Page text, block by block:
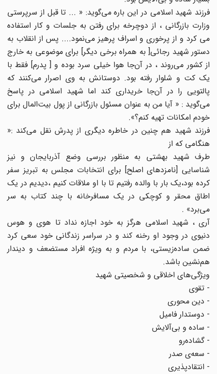
فرزند شهید اسلامی در این باره می‌گوید: « ... تا قبل از سرپرستی
وزارت بازرگانی ، از دوچرخه برای رفتن به جلسات و کار استفاده
می‌ کرد و از پرخوری و اسراف پرهیز می‌نمود.... پس از انقلاب به
دستور شهید رجائی[ به همراه برخی دیگر] برای موضوعی به خارج
از کشور می‌روند ، در آن‌جا هوا خیلی سرد بوده و [ پدرم] فقط با
یک کت و شلوار رفته بود. دوستانش به وی اصرار می‌کنند که
پالتویی را در آن‌جا خریداری کند اما شهید اسلامی در پاسخ
می‌گوید : « آیا من به عنوان مسئول بازرگانی از پول بیت‌المال برای
خودم امکانات تهیه کنم؟».
فرزند شهید هم چنین در خاطره دیگری از پدرش نقل می‌کند :‌«
هنگامی که از
طرف شهید بهشتی به منظور بررسی وضع آذربایجان و نیز
شناسایی [نامزدهای اصلح]‌ برای انتخابات مجلس به تبریز سفر
کرده بود،‌یک بار با والده رفتیم تا با او ملاقات کنیم ،‌دیدیم در یک
اطاق محقر و کوچکی در یک مسافرخانه با چند کتاب به سر
می‌برد» .
آری ، شهید اسلامی هرگز به خود اجازه نداد تا هوی و هوس
دنیوی در وجود او رخنه کند و در سراسر زندگانی خود سعی کرد
ضمن ساده‌زیستی، با مردم و به ویژه افراد مستضعف و دیندار
هم‌نشین باشد.
ویژگی‌های اخلاقی و شخصیتی شهید
- تقوی
- دین محوری
- دوستدار فامیل
- ساده و بی‌آلایش
- گشاده‌رو
- سعه‌ی صدر
- انتقادپذیری